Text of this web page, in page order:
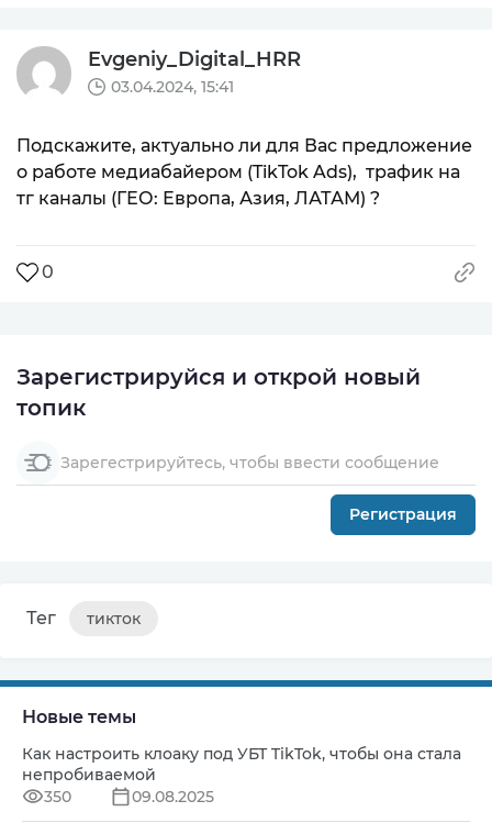
Evgeniy_Digital_HRR
03.04.2024, 15:41
Подскажите, актуально ли для Вас предложение
о работе медиабайером (TikTok Ads), трафик на
тг каналы (ГЕО: Европа, Азия, ЛАТАМ) ?
0
Зарегистрируйся и открой новый
топик
Зарегестрируйтесь, чтобы ввести сообщение
Регистрация
Тег тикток
Новые темы
Как настроить клоаку под УБТ TikTok, чтобы она стала
непробиваемой
350
09.08.2025